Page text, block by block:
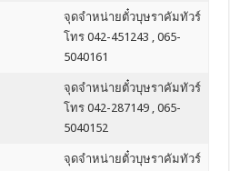
จุดจำหน่ายตั๋วบุษราคัมทัวร์
โทร 042-451243 , 065-
5040161
จุดจำหน่ายตั๋วบุษราคัมทัวร์
โทร 042-287149 , 065-
5040152
จุดจำหน่ายตั๋วบุษราคัมทัวร์